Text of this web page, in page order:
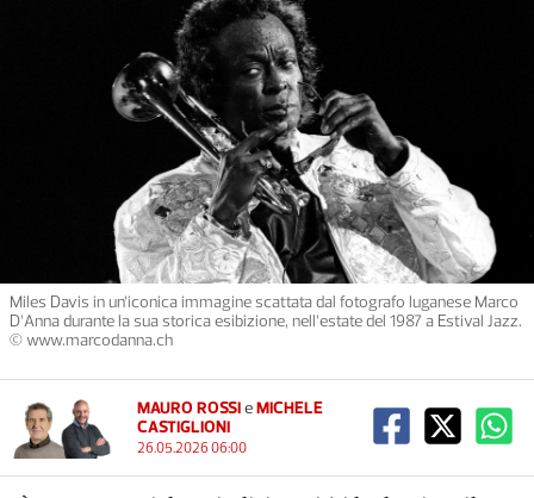
Miles Davis in un’iconica immagine scattata dal fotografo luganese Marco
D’Anna durante la sua storica esibizione, nell’estate del 1987 a Estival Jazz.
© www.marcodanna.ch
MAURO ROSSIeMICHELE
CASTIGLIONI
26.05.2026 06:00